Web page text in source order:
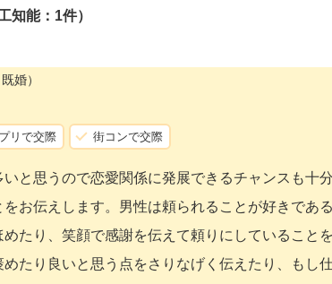
知能：1件）
婚）
リで交際 街コンで交際
と思うので恋愛関係に発展できるチャンスも十
お伝えします。男性は頼られることが好きであ
たり、笑顔で感謝を伝えて頼りにしていること
たり良いと思う点をさりなげく伝えたり、もし